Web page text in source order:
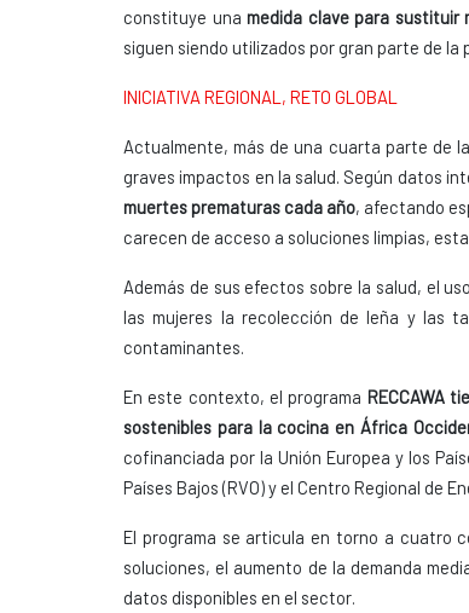
constituye unamedida clave para sustituir
siguen siendo utilizados por gran parte de la
INICIATIVA REGIONAL, RETO GLOBAL
Actualmente, más de una cuarta parte de
graves impactos en la salud. Según datos
muertes prematuras cada año, afectando
carecen de acceso a soluciones limpias,
Además de sus efectos sobre la salud, el
las mujeres la recolección de leña y las
contaminantes.
En este contexto, el programa RECCAWA
sostenibles para la cocina en África
cofinanciada por la Unión Europea y los
Países Bajos (RVO) y el Centro Regional de
El programa se articula en torno a cuatro
soluciones, el aumento de la demanda
datos disponibles en el sector.